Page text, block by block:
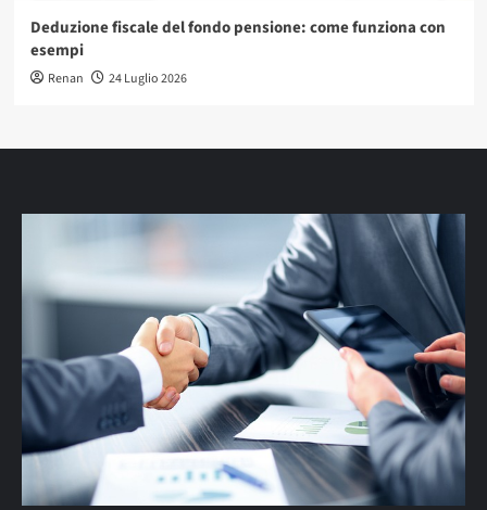
Deduzione fiscale del fondo pensione: come funziona con
esempi
Renan 24 Luglio 2026